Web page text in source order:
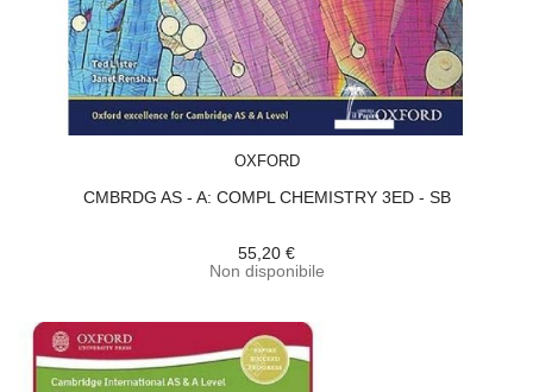
OXFORD
CMBRDG AS - A: COMPL CHEMISTRY 3ED - SB
55,20 €
Non disponibile